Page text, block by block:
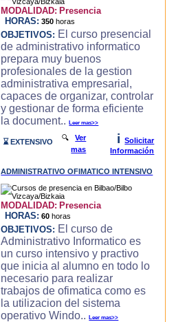
MODALIDAD: Presencia
HORAS: 350 horas
OBJETIVOS: El curso presencial
de administrativo informatico
prepara muy buenos
profesionales de la gestion
administrativa empresarial,
capaces de organizar, controlar
y gestionar de forma eficiente
la document..Leer mas>>
⌛ EXTENSIVO 🔍Ver
mas
i
Solicitar
Información
ADMINISTRATIVO OFIMATICO INTENSIVO
MODALIDAD: Presencia
HORAS: 60 horas
OBJETIVOS: El curso de
Administrativo Informatico es
un curso intensivo y practivo
que inicia al alumno en todo lo
necesario para realizar
trabajos de ofimatica como es
la utilizacion del sistema
operativo Windo..Leer mas>>